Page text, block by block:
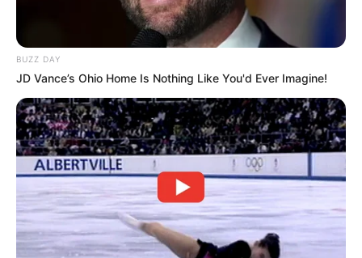
BUZZ DAY
JD Vance’s Ohio Home Is Nothing Like You'd Ever Imagine!